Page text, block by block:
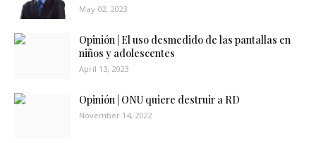
May 02, 2023
Opinión | El uso desmedido de las pantallas en
niños y adolescentes
April 13, 2023
Opinión | ONU quiere destruir a RD
November 14, 2022